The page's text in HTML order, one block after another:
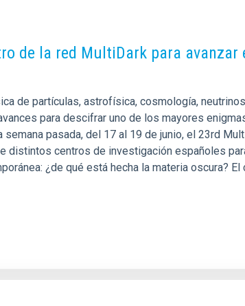
de la red MultiDark para
de partículas, astrofísica, cosmología,
para descifrar uno de los mayores
pasada, del 17 al 19 de junio, el 23rd
distintos centros de investigación españoles
¿de qué está hecha la materia oscura?